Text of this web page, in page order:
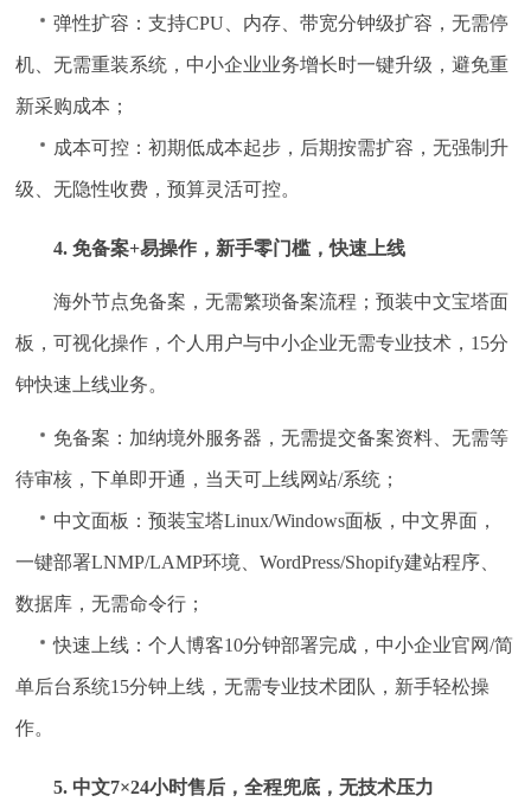
弹性扩容：支持CPU、内存、带宽分钟级扩容，无需停
机、无需重装系统，中小企业业务增长时一键升级，避免重
新采购成本；
成本可控：初期低成本起步，后期按需扩容，无强制升
级、无隐性收费，预算灵活可控。
4. 免备案+易操作，新手零门槛，快速上线
海外节点免备案，无需繁琐备案流程；预装中文宝塔面
板，可视化操作，个人用户与中小企业无需专业技术，15分
钟快速上线业务。
免备案：加纳境外服务器，无需提交备案资料、无需等
待审核，下单即开通，当天可上线网站/系统；
中文面板：预装宝塔Linux/Windows面板，中文界面，
一键部署LNMP/LAMP环境、WordPress/Shopify建站程序、
数据库，无需命令行；
快速上线：个人博客10分钟部署完成，中小企业官网/简
单后台系统15分钟上线，无需专业技术团队，新手轻松操
作。
5. 中文7×24小时售后，全程兜底，无技术压力